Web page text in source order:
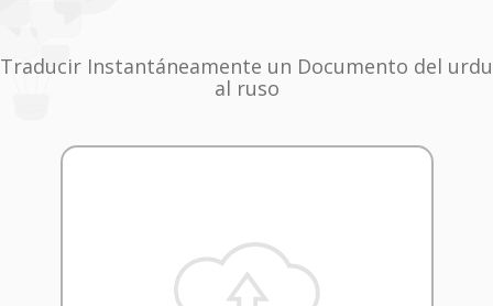
Traducir Instantáneamente un Documento del urdu
al ruso